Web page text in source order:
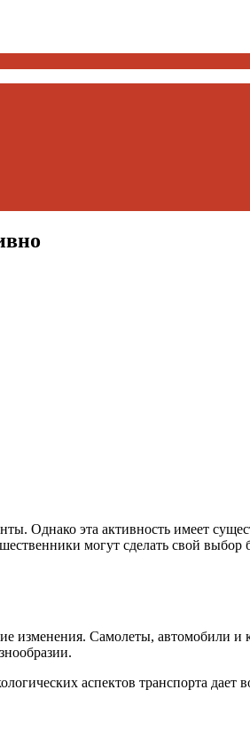
Однако эта активность имеет
могут сделать свой выбор
изменения. Самолеты, автомобили
аспектов транспорта дает